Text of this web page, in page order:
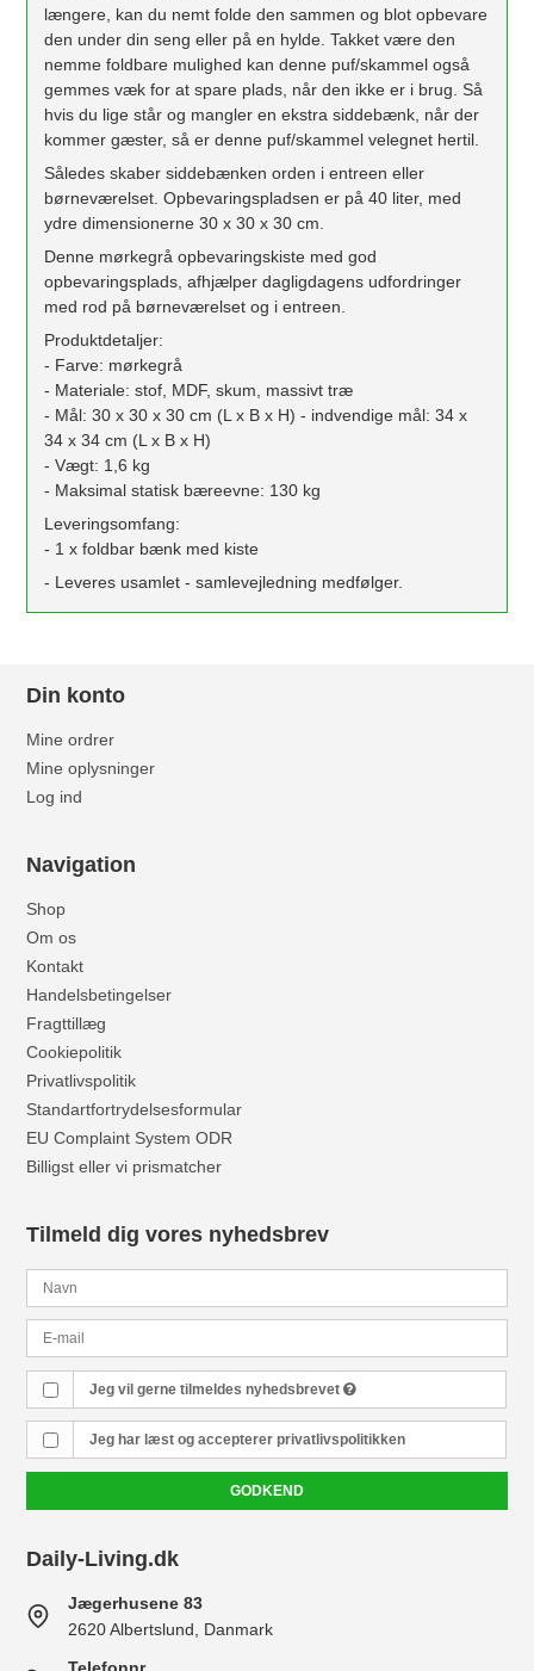
længere, kan du nemt folde den sammen og blot opbevare
den under din seng eller på en hylde. Takket være den
nemme foldbare mulighed kan denne puf/skammel også
gemmes væk for at spare plads, når den ikke er i brug. Så
hvis du lige står og mangler en ekstra siddebænk, når der
kommer gæster, så er denne puf/skammel velegnet hertil.
Således skaber siddebænken orden i entreen eller
børneværelset. Opbevaringspladsen er på 40 liter, med
ydre dimensionerne 30 x 30 x 30 cm.
Denne mørkegrå opbevaringskiste med god
opbevaringsplads, afhjælper dagligdagens udfordringer
med rod på børneværelset og i entreen.
Produktdetaljer:
- Farve: mørkegrå
- Materiale: stof, MDF, skum, massivt træ
- Mål: 30 x 30 x 30 cm (L x B x H) - indvendige mål: 34 x
34 x 34 cm (L x B x H)
- Vægt: 1,6 kg
- Maksimal statisk bæreevne: 130 kg
Leveringsomfang:
- 1 x foldbar bænk med kiste
- Leveres usamlet - samlevejledning medfølger.
Din konto
Mine ordrer
Mine oplysninger
Log ind
Navigation
Shop
Om os
Kontakt
Handelsbetingelser
Fragttillæg
Cookiepolitik
Privatlivspolitik
Standartfortrydelsesformular
EU Complaint System ODR
Billigst eller vi prismatcher
Tilmeld dig vores nyhedsbrev
Jeg vil gerne tilmeldes nyhedsbrevet
Jeg har læst og accepterer privatlivspolitikken
GODKEND
Daily-Living.dk
Jægerhusene 83
2620 Albertslund, Danmark
Telefonnr.